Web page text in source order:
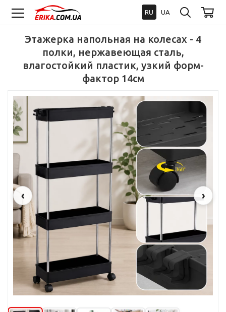
RU UA
Этажерка напольная на колесах - 4
полки, нержавеющая сталь,
влагостойкий пластик, узкий форм-
фактор 14см
‹ ›